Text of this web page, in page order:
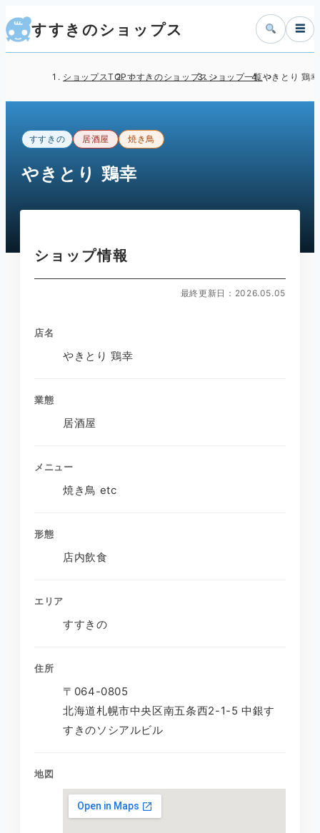
すすきのショップス ☰
ショップスTOPすすきのショップス ショップ一覧やきとり 鶏幸
すすきの 居酒屋 焼き鳥
やきとり 鶏幸
ショップ情報
最終更新日：2026.05.05
店名
やきとり 鶏幸
業態
居酒屋
メニュー
焼き鳥 etc
形態
店内飲食
エリア
すすきの
住所
〒064-0805
北海道札幌市中央区南五条西2-1-5 中銀す
すきのソシアルビル
地図